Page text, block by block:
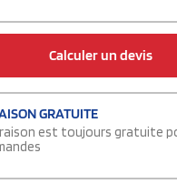
Calculer un devis
GRATUITE
est toujours gratuite